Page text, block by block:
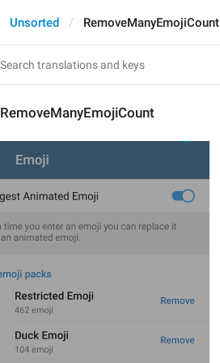
Unsorted RemoveManyEmojiCount
RemoveManyEmojiCount